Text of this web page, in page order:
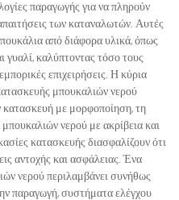
παραγωγής για να πληρούν
των καταναλωτών. Αυτές
από διάφορα υλικά, όπως
γυαλί, καλύπτοντας τόσο τους
επιχειρήσεις. Η κύρια
μπουκαλιών νερού
κατασκευή με μορφοποίηση, τη
νερού με ακρίβεια και
κατασκευής διασφαλίζουν ότι
αντοχής και ασφάλειας. Ένα
νερού περιλαμβάνει συνήθως
παραγωγή, συστήματα ελέγχου